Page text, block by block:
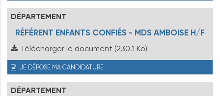
DÉPARTEMENT
RÉFÉRENT ENFANTS CONFIÉS - MDS AMBOISE H/F
Télécharger le document (230.1 Ko)
JE DÉPOSE MA CANDIDATURE
DÉPARTEMENT